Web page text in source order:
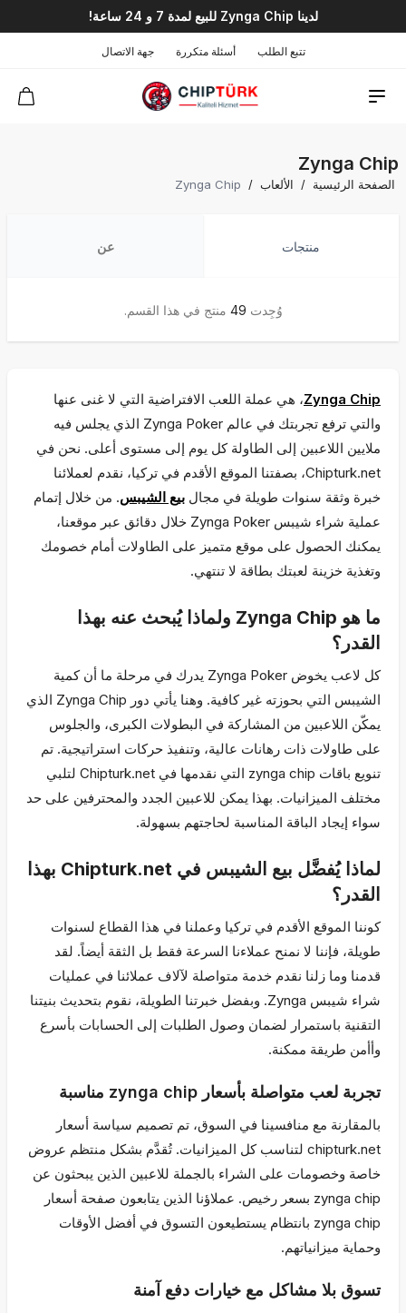
لدينا Zynga Chip للبيع لمدة 7 و 24 ساعة!
تتبع الطلب أسئلة متكررة جهة الاتصال
Zynga Chip
الصفحة الرئيسية / الألعاب /
Zynga Chip
منتجات عن
وُجِدت 49 منتج في هذا القسم.
Zynga Chip، هي عملة اللعب الافتراضية التي لا غنى عنها
والتي ترفع تجربتك في عالم Zynga Poker الذي يجلس فيه
ملايين اللاعبين إلى الطاولة كل يوم إلى مستوى أعلى. نحن في
Chipturk.net، بصفتنا الموقع الأقدم في تركيا، نقدم لعملائنا
خبرة وثقة سنوات طويلة في مجال بيع الشيبس. من خلال إتمام
عملية شراء شيبس Zynga Poker خلال دقائق عبر موقعنا،
يمكنك الحصول على موقع متميز على الطاولات أمام خصومك
وتغذية خزينة لعبتك بطاقة لا تنتهي.
ما هو Zynga Chip ولماذا يُبحث عنه بهذا
القدر؟
كل لاعب يخوض Zynga Poker يدرك في مرحلة ما أن كمية
الشيبس التي بحوزته غير كافية. وهنا يأتي دور Zynga Chip الذي
يمكّن اللاعبين من المشاركة في البطولات الكبرى، والجلوس
على طاولات ذات رهانات عالية، وتنفيذ حركات استراتيجية. تم
تنويع باقات zynga chip التي نقدمها في Chipturk.net لتلبي
مختلف الميزانيات. بهذا يمكن للاعبين الجدد والمحترفين على حد
سواء إيجاد الباقة المناسبة لحاجتهم بسهولة.
لماذا يُفضَّل بيع الشيبس في Chipturk.net بهذا
القدر؟
كوننا الموقع الأقدم في تركيا وعملنا في هذا القطاع لسنوات
طويلة، فإننا لا نمنح عملاءنا السرعة فقط بل الثقة أيضاً. لقد
قدمنا وما زلنا نقدم خدمة متواصلة لآلاف عملائنا في عمليات
شراء شيبس Zynga. وبفضل خبرتنا الطويلة، نقوم بتحديث بنيتنا
التقنية باستمرار لضمان وصول الطلبات إلى الحسابات بأسرع
وأأمن طريقة ممكنة.
تجربة لعب متواصلة بأسعار zynga chip مناسبة
بالمقارنة مع منافسينا في السوق، تم تصميم سياسة أسعار
chipturk.net لتناسب كل الميزانيات. تُقدَّم بشكل منتظم عروض
خاصة وخصومات على الشراء بالجملة للاعبين الذين يبحثون عن
zynga chip بسعر رخيص. عملاؤنا الذين يتابعون صفحة أسعار
zynga chip بانتظام يستطيعون التسوق في أفضل الأوقات
وحماية ميزانياتهم.
تسوق بلا مشاكل مع خيارات دفع آمنة